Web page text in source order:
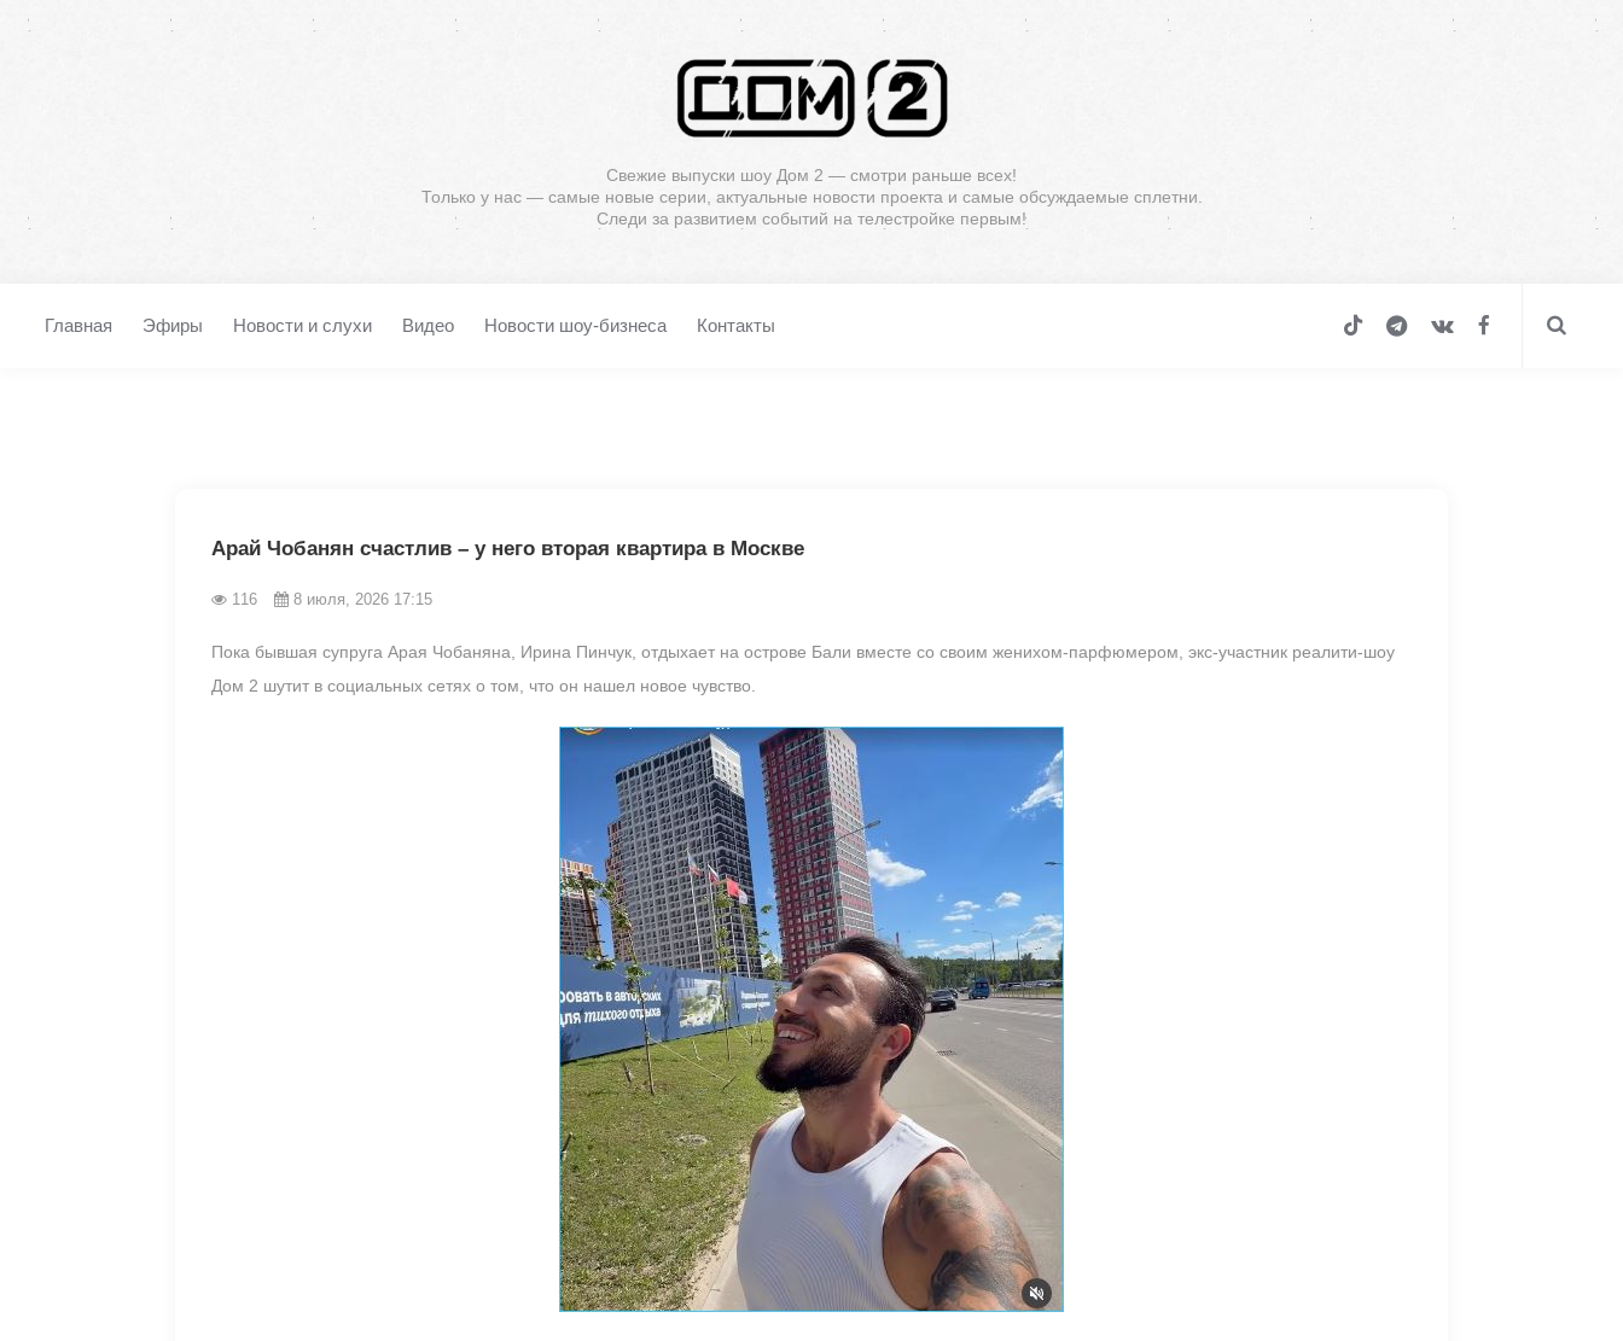
Свежие выпуски шоу Дом 2 — смотри раньше всех!
Только у нас — самые новые серии, актуальные новости проекта и самые обсуждаемые сплетни.
Следи за развитием событий на телестройке первым!
Главная Эфиры Новости и слухи Видео Новости шоу-бизнеса Контакты
Арай Чобанян счастлив – у него вторая квартира в Москве
116 8 июля, 2026 17:15
Пока бывшая супруга Арая Чобаняна, Ирина Пинчук, отдыхает на острове Бали вместе со своим женихом-парфюмером, экс-участник реалити-шоу
Дом 2 шутит в социальных сетях о том, что он нашел новое чувство.